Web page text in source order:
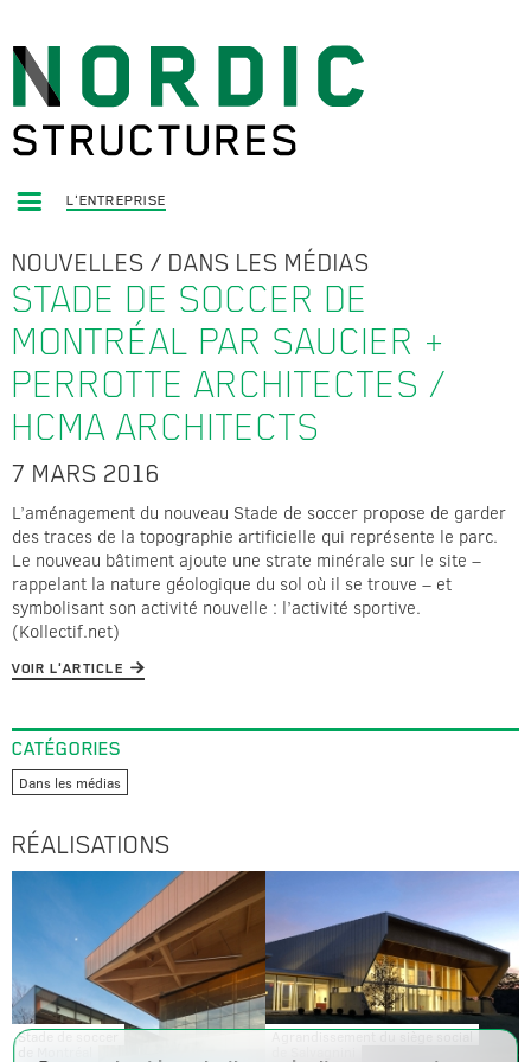
L'ENTREPRISE
NOUVELLES / DANS LES MÉDIAS
STADE DE SOCCER DE
MONTRÉAL PAR SAUCIER +
PERROTTE ARCHITECTES /
HCMA ARCHITECTS
7 MARS 2016
L’aménagement du nouveau Stade de soccer propose de garder
des traces de la topographie artificielle qui représente le parc.
Le nouveau bâtiment ajoute une strate minérale sur le site –
rappelant la nature géologique du sol où il se trouve – et
symbolisant son activité nouvelle : l’activité sportive.
(Kollectif.net)
VOIR L'ARTICLE
CATÉGORIES
Dans les médias
RÉALISATIONS
Stade de soccer